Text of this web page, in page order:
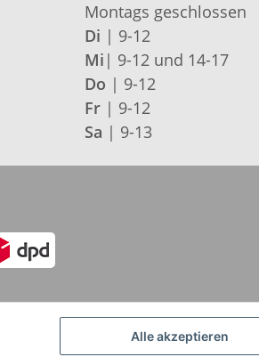
Montags geschlossen
Di | 9-12
Mi | 9-12 und 14-17
Do | 9-12
Fr| 9-12
Sa | 9-13
Alle akzeptieren